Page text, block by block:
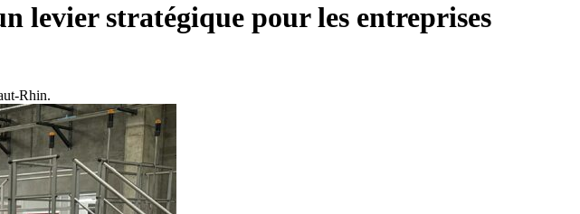
levier stratégique pour les entreprises
Rhin.